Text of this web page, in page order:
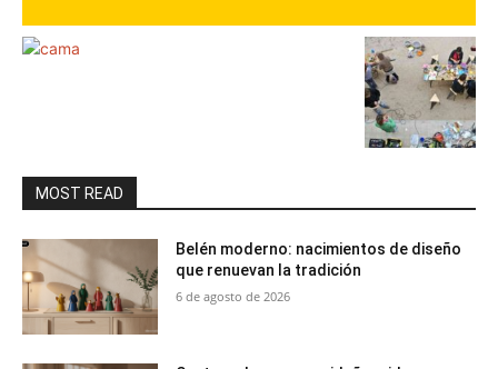
MOST READ
Belén moderno: nacimientos de diseño
que renuevan la tradición
6 de agosto de 2026